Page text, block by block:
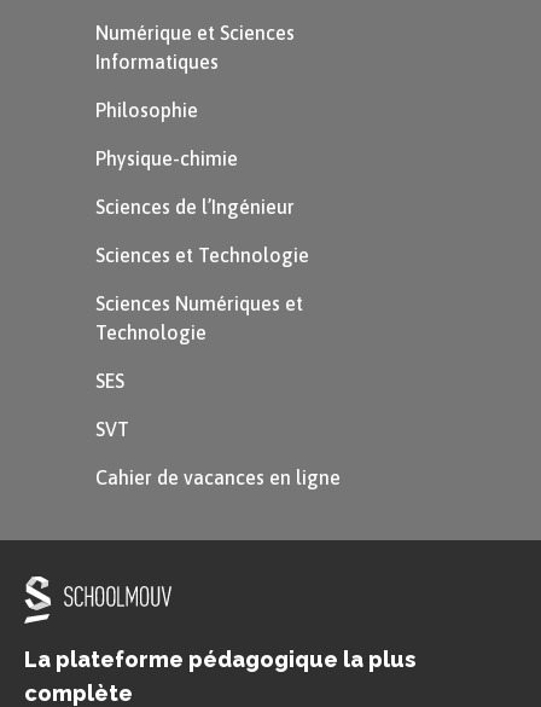
Numérique et Sciences
Informatiques
Philosophie
Physique-chimie
Sciences de l’Ingénieur
Sciences et Technologie
Sciences Numériques et
Technologie
SES
SVT
Cahier de vacances en ligne
La plateforme pédagogique la plus
complète